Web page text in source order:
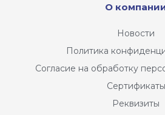
О
Новости
Политика
Согласие на обработку
Сертификаты
Реквизиты